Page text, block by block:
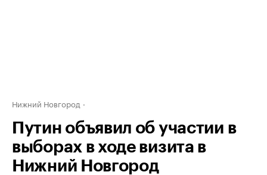
Нижний Новгород
Путин объявил об участии в
выборах в ходе визита в
Нижний Новгород